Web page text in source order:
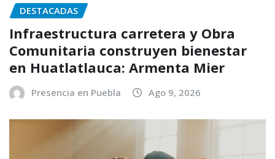
DESTACADAS
Infraestructura carretera y Obra
Comunitaria construyen bienestar
en Huatlatlauca: Armenta Mier
Presencia en Puebla Ago 9, 2026